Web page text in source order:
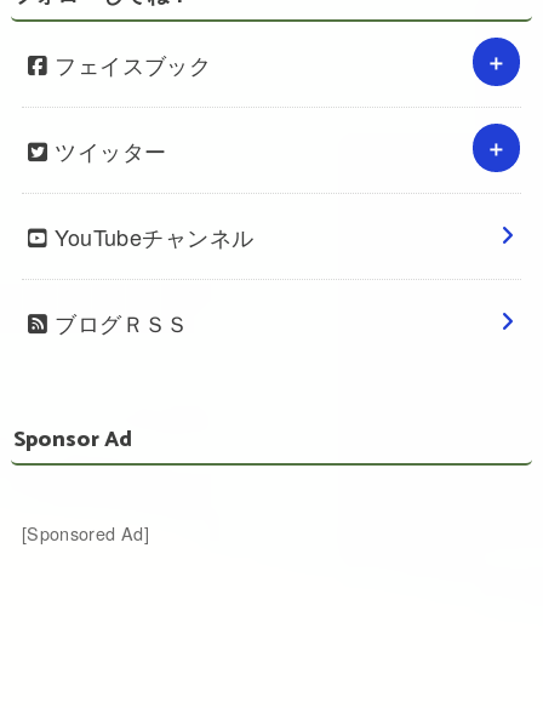
フェイスブック
ツイッター
YouTubeチャンネル
ブログＲＳＳ
Sponsor Ad
[Sponsored Ad]